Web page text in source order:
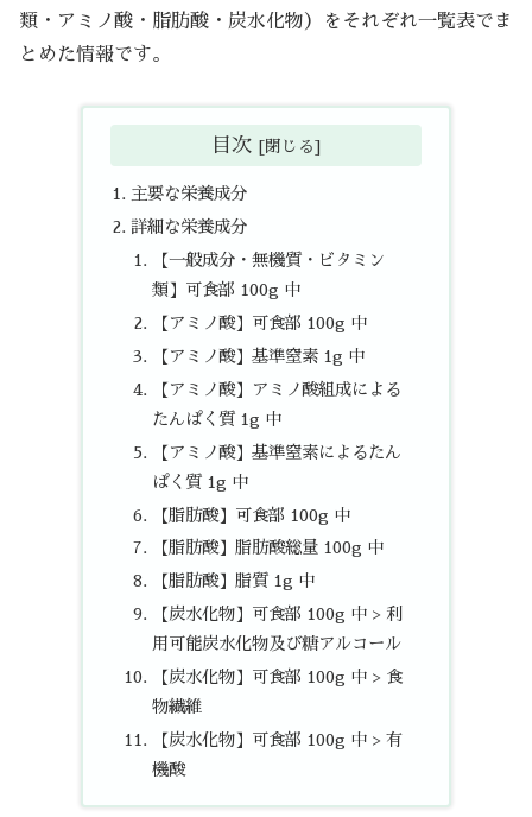
類・アミノ酸・脂肪酸・炭水化物）をそれぞれ一覧表でま
とめた情報です。
目次
主要な栄養成分
詳細な栄養成分
【一般成分・無機質・ビタミン
類】可食部 100g 中
【アミノ酸】可食部 100g 中
【アミノ酸】基準窒素 1g 中
【アミノ酸】アミノ酸組成による
たんぱく質 1g 中
【アミノ酸】基準窒素によるたん
ぱく質 1g 中
【脂肪酸】可食部 100g 中
【脂肪酸】脂肪酸総量 100g 中
【脂肪酸】脂質 1g 中
【炭水化物】可食部 100g 中 > 利
用可能炭水化物及び糖アルコール
【炭水化物】可食部 100g 中 > 食
物繊維
【炭水化物】可食部 100g 中 > 有
機酸